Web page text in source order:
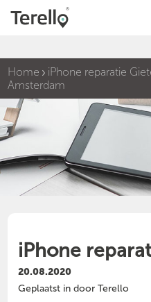
Home
iPhone reparatie
Amsterdam
iPhone
20.08.2020
Geplaatst in door Terello